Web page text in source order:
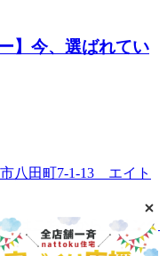
】今、選ばれてい
八田町7-1-13 エイト